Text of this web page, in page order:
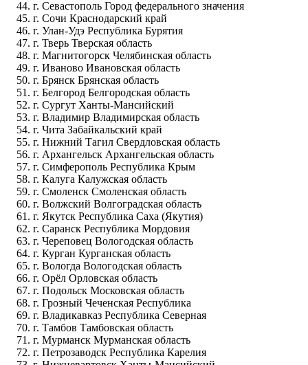
г. Севастополь Город федерального значения
г. Сочи Краснодарский край
г. Улан-Удэ Республика Бурятия
г. Тверь Тверская область
г. Магнитогорск Челябинская область
г. Иваново Ивановская область
г. Брянск Брянская область
г. Белгород Белгородская область
г. Сургут Ханты-Мансийский
г. Владимир Владимирская область
г. Чита Забайкальский край
г. Нижний Тагил Свердловская область
г. Архангельск Архангельская область
г. Симферополь Республика Крым
г. Калуга Калужская область
г. Смоленск Смоленская область
г. Волжский Волгоградская область
г. Якутск Республика Саха (Якутия)
г. Саранск Республика Мордовия
г. Череповец Вологодская область
г. Курган Курганская область
г. Вологда Вологодская область
г. Орёл Орловская область
г. Подольск Московская область
г. Грозный Чеченская Республика
г. Владикавказ Республика Северная
г. Тамбов Тамбовская область
г. Мурманск Мурманская область
г. Петрозаводск Республика Карелия